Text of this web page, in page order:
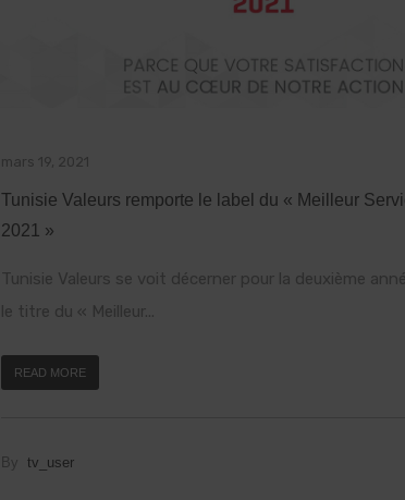
mars 19, 2021
Tunisie Valeurs remporte le label du « Meilleur
2021 »
Tunisie Valeurs se voit décerner pour la deuxième
le titre du « Meilleur...
READ MORE
By tv_user